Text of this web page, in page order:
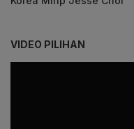
VIDEO PILIHAN